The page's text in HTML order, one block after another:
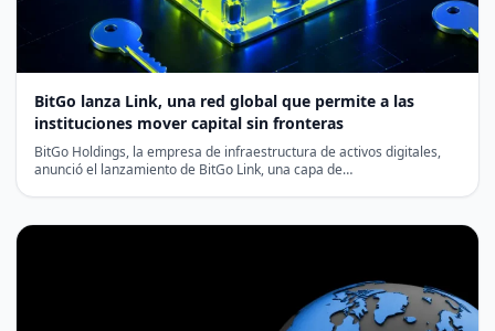
BitGo lanza Link, una red global que permite a las
instituciones mover capital sin fronteras
BitGo Holdings, la empresa de infraestructura de activos digitales,
anunció el lanzamiento de BitGo Link, una capa de…